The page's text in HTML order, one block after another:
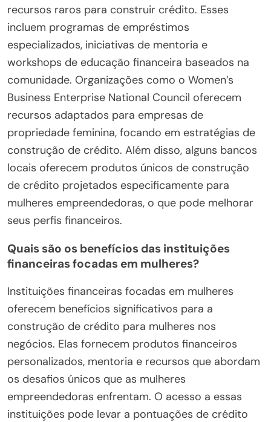
recursos raros para construir crédito. Esses
incluem programas de empréstimos
especializados, iniciativas de mentoria e
workshops de educação financeira baseados na
comunidade. Organizações como o Women’s
Business Enterprise National Council oferecem
recursos adaptados para empresas de
propriedade feminina, focando em estratégias de
construção de crédito. Além disso, alguns bancos
locais oferecem produtos únicos de construção
de crédito projetados especificamente para
mulheres empreendedoras, o que pode melhorar
seus perfis financeiros.
Quais são os benefícios das instituições
financeiras focadas em mulheres?
Instituições financeiras focadas em mulheres
oferecem benefícios significativos para a
construção de crédito para mulheres nos
negócios. Elas fornecem produtos financeiros
personalizados, mentoria e recursos que abordam
os desafios únicos que as mulheres
empreendedoras enfrentam. O acesso a essas
instituições pode levar a pontuações de crédito